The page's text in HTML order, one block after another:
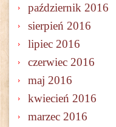
październik 2016
sierpień 2016
lipiec 2016
czerwiec 2016
maj 2016
kwiecień 2016
marzec 2016